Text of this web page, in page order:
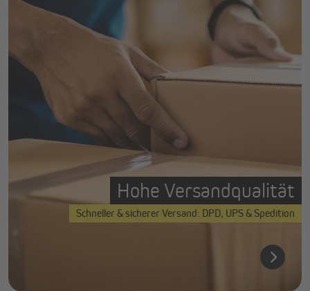
Hohe Versandqualität
Schneller & sicherer Versand: DPD, UPS & Spedition